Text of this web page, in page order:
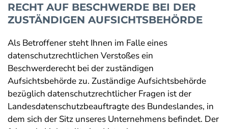
RECHT AUF BESCHWERDE BEI DER
ZUSTÄNDIGEN AUFSICHTSBEHÖRDE
Als Betroffener steht Ihnen im Falle eines
datenschutzrechtlichen Verstoßes ein
Beschwerderecht bei der zuständigen
Aufsichtsbehörde zu. Zuständige Aufsichtsbehörde
bezüglich datenschutzrechtlicher Fragen ist der
Landesdatenschutzbeauftragte des Bundeslandes, in
dem sich der Sitz unseres Unternehmens befindet. Der